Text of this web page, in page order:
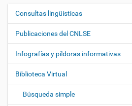
N
e
g
a
i
Consultas lingüísticas
Publicaciones del CNLSE
Infografías y píldoras informativas
Biblioteca Virtual
Búsqueda simple